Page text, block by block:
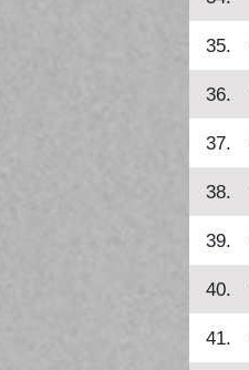
35.
36.
37.
38.
39.
40.
41.